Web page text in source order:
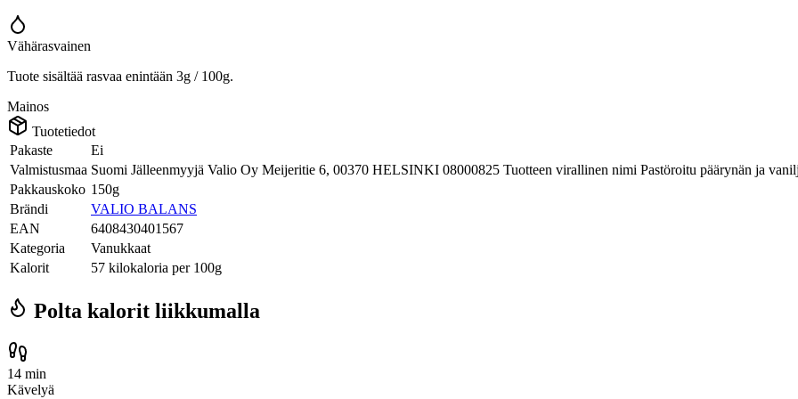
Vähärasvainen
Tuote sisältää rasvaa enintään 3g / 100g.
Mainos
Tuotetiedot
Pakaste
Ei
Valmistusmaa Suomi Jälleenmyyjä Valio Oy Meijeritie 6, 00370 HELSINKI 08000825 Tuotteen virallinen nimi Pastöroitu päärynän ja
Pakkauskoko 150g
Brändi
VALIO BALANS
EAN
6408430401567
Kategoria
Vanukkaat
Kalorit
57 kilokaloria per 100g
Polta kalorit liikkumalla
14 min
Kävelyä